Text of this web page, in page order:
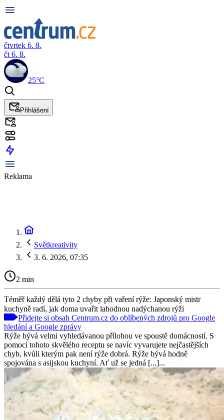
čtvrtek 6. 8.
čt 6. 8.
25°C
Přihlášení
Reklama
Světkreativity
3. 6. 2026, 07:35
2 min
Téměř každý dělá tyto 2 chyby při vaření rýže: Japonský mistr
kuchyně radí, jak doma uvařit lahodnou nadýchanou rýži
Přidejte si obsah Centrum.cz do oblíbených zdrojů pro Google
hledání a Google zprávy
Rýže bývá velmi vyhledávanou přílohou ve spoustě domácností. S
pomocí tohoto skvělého receptu se navíc vyvarujete nejčastějších
chyb, kvůli kterým pak není rýže dobrá. Rýže bývá hodně
spojována s asijskou kuchyní. Ať už se jedná [...]...